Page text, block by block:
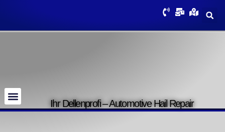
Ihr Dellenprofi – Automotive Hail Repair